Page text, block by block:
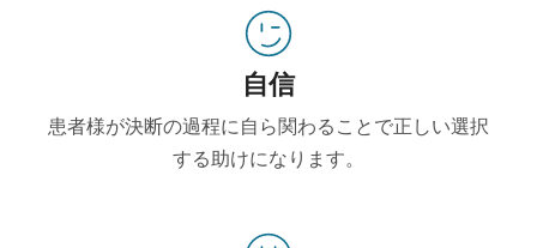
自信
患者様が決断の過程に自ら関わることで正しい選択
する助けになります。